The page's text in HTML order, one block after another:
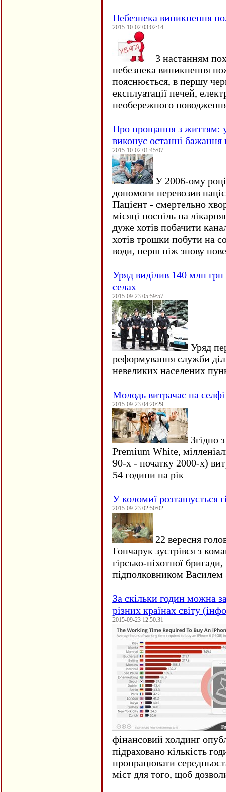
Небезпека виникнення
2015-10-02 03:02:14
З настанням
небезпека виникнення
пояснюється, в першу
експлуатації печей,
необережного
Про прощання з життям:
виконує останні
2015-10-02 01:45:07
У 2006-ому
допомоги перевозив
Пацієнт - смертельно
місяці поспіль на
дуже хотів побачити
хотів трошки побути на
води, перш ніж знову
Уряд виділив 140 млн
селах
2015-09-23 05:59:57
Уряд
реформування служби
невеликих населених
Молодь витрачає на
2015-09-23 04:20:29
Згідно
Premium White,
90-х - початку 2000-х)
54 години на рік
У коломиї розташується
2015-09-23 02:50:02
22 вересня
Гончарук зустрівся з
гірсько-піхотної
підполковником
За скільки годин можна
різних країнах світу
2015-09-23 12:50:31
фінансовий холдинг
підраховано кількість
пропрацювати
міст для того, щоб